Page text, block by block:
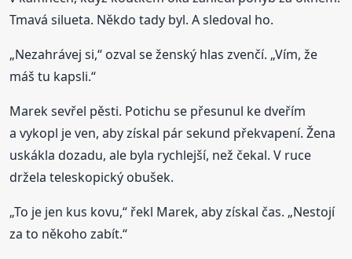
Tmavá silueta. Někdo tady byl. A sledoval ho.
„Nezahrávej si,“ ozval se ženský hlas zvenčí. „Vím, že
máš tu kapsli.“
Marek sevřel pěsti. Potichu se přesunul ke dveřím
a vykopl je ven, aby získal pár sekund překvapení. Žena
uskákla dozadu, ale byla rychlejší, než čekal. V ruce
držela teleskopický obušek.
„To je jen kus kovu,“ řekl Marek, aby získal čas. „Nestojí
za to někoho zabít.“